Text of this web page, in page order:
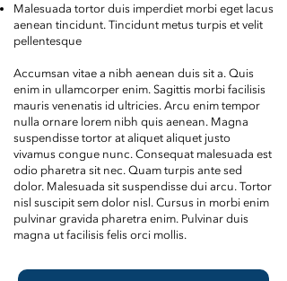
Malesuada tortor duis imperdiet morbi eget lacus
aenean tincidunt. Tincidunt metus turpis et velit
pellentesque
Accumsan vitae a nibh aenean duis sit a. Quis
enim in ullamcorper enim. Sagittis morbi facilisis
mauris venenatis id ultricies. Arcu enim tempor
nulla ornare lorem nibh quis aenean. Magna
suspendisse tortor at aliquet aliquet justo
vivamus congue nunc. Consequat malesuada est
odio pharetra sit nec. Quam turpis ante sed
dolor. Malesuada sit suspendisse dui arcu. Tortor
nisl suscipit sem dolor nisl. Cursus in morbi enim
pulvinar gravida pharetra enim. Pulvinar duis
magna ut facilisis felis orci mollis.